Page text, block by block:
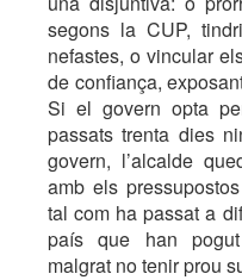
segons la CUP,
nefastes, o vincular
de confiança,
Si el govern opta
passats trenta dies
govern, l’alcalde
amb els
tal com ha passat a
país que han
malgrat no tenir prou